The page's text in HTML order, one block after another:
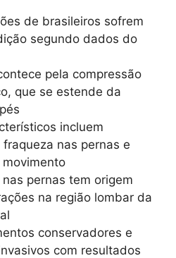
de brasileiros sofrem
segundo dados do
pela compressão
que se estende da
incluem
nas pernas e
pernas tem origem
na região lombar da
conservadores e
com resultados